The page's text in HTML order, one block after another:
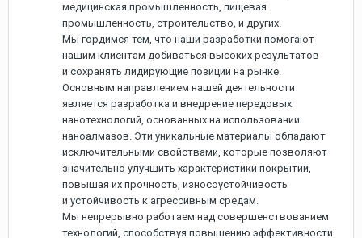
медицинская промышленность, пищевая
промышленность, строительство, и других.
Мы гордимся тем, что наши разработки помогают
нашим клиентам добиваться высоких результатов
и сохранять лидирующие позиции на рынке.
Основным направлением нашей деятельности
является разработка и внедрение передовых
нанотехнологий, основанных на использовании
наноалмазов. Эти уникальные материалы обладают
исключительными свойствами, которые позволяют
значительно улучшить характеристики покрытий,
повышая их прочность, износоустойчивость
и устойчивость к агрессивным средам.
Мы непрерывно работаем над совершенствованием
технологий, способствуя повышению эффективности